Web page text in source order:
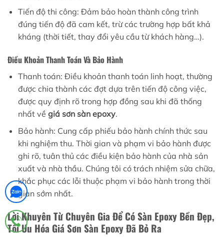
Tiến độ thi công: Đảm bảo hoàn thành công trình
đúng tiến độ đã cam kết, trừ các trường hợp bất khả
kháng (thời tiết, thay đổi yêu cầu từ khách hàng…).
Điều Khoản Thanh Toán Và Bảo Hành
Thanh toán: Điều khoản thanh toán linh hoạt, thường
được chia thành các đợt dựa trên tiến độ công việc,
được quy định rõ trong hợp đồng sau khi đã thống
nhất về giá sơn sàn epoxy.
Bảo hành: Cung cấp phiếu bảo hành chính thức sau
khi nghiệm thu. Thời gian và phạm vi bảo hành được
ghi rõ, tuân thủ các điều kiện bảo hành của nhà sản
xuất và nhà thầu. Chúng tôi có trách nhiệm sửa chữa,
khắc phục các lỗi thuộc phạm vi bảo hành trong thời
gian sớm nhất.
Lời Khuyên Từ Chuyên Gia Để Có Sàn Epoxy Bền Đẹp,
Tối Ưu Hóa Giá Sơn Sàn Epoxy Đã Bỏ Ra